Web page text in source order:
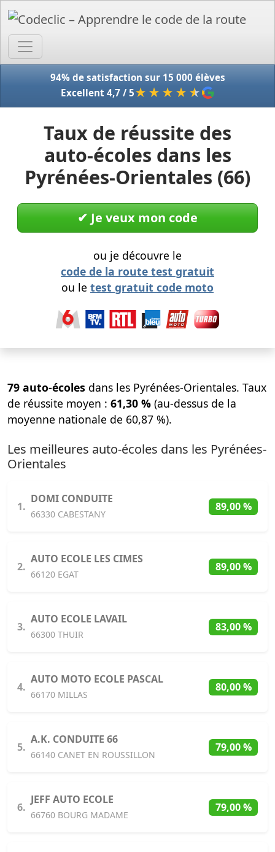
94% de satisfaction sur 15 000 élèves
Excellent 4,7 / 5★★★★ ★
Taux de réussite des
auto-écoles dans les
Pyrénées-Orientales (66)
✔︎ Je veux mon code
ou je découvre le
code de la route test gratuit
ou le test gratuit code moto
79 auto-écoles dans les Pyrénées-Orientales. Taux
de réussite moyen : 61,30 % (au-dessus de la
moyenne nationale de 60,87 %).
Les meilleures auto-écoles dans les Pyrénées-
Orientales
1.
DOMI CONDUITE
66330 CABESTANY
89,00 %
2.
AUTO ECOLE LES CIMES
66120 EGAT
89,00 %
3.
AUTO ECOLE LAVAIL
66300 THUIR
83,00 %
4.
AUTO MOTO ECOLE PASCAL
66170 MILLAS
80,00 %
5.
A.K. CONDUITE 66
66140 CANET EN ROUSSILLON
79,00 %
6.
JEFF AUTO ECOLE
66760 BOURG MADAME
79,00 %